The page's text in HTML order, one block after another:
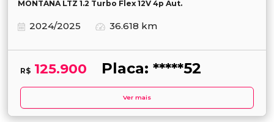
MONTANA LTZ 1.2 Turbo Flex 12V 4p Aut.
2024/2025 36.618 km
R$ 125.900 Placa: *****52
Ver mais